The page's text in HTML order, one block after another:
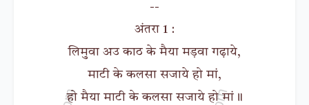
--
अंतरा 1 :
लिमुवा अउ काठ के मैया मड़वा गढ़ाये,
माटी के कलसा सजाये हो मां,
हो मैया माटी के कलसा सजाये हो मां॥